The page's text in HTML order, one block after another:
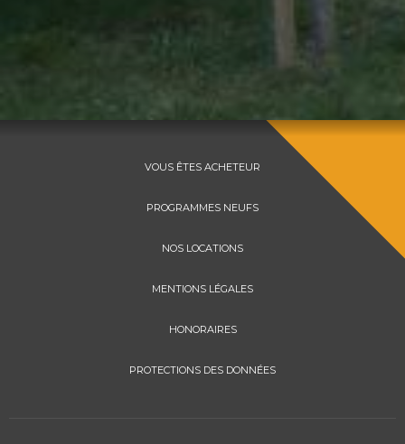
VOUS ÊTES ACHETEUR
PROGRAMMES NEUFS
NOS LOCATIONS
MENTIONS LÉGALES
HONORAIRES
PROTECTIONS DES DONNÉES